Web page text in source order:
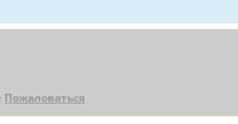
Пожаловаться